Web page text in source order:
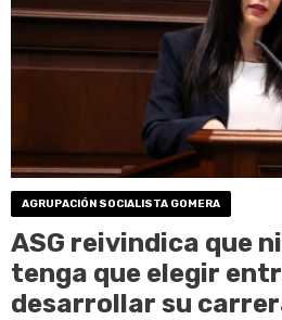
AGRUPACIÓN SOCIALISTA GOMERA
ASG reivindica que
tenga que elegir
desarrollar su